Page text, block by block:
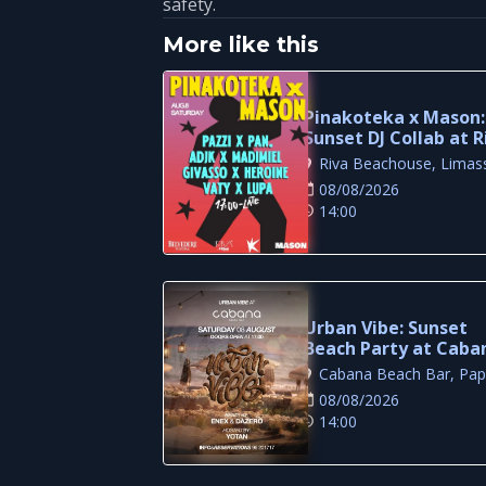
More like this
Pinakoteka x Mason:
Sunset DJ Collab at
Beachouse Limassol
Riva Beachouse,
08/08/2026
14:00
Urban Vibe: Sunset
Beach Party at
Beach Bar, Paphos
Cabana Beach Bar,
08/08/2026
14:00